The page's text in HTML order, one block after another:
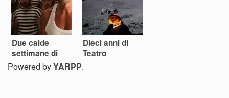
Due calde
settimane di
teatro
Dieci anni di
Teatro
Powered byYARPP.